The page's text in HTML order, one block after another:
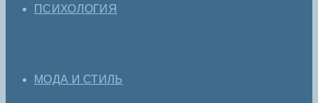
ПСИХОЛОГИЯ
МОДА И СТИЛЬ